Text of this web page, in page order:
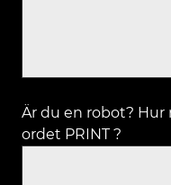
Är du en robot?
ordet PRINT ?